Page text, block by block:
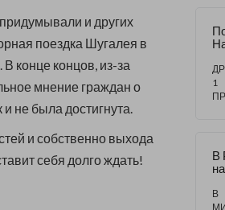
и других
поездка Шугалея в
конце концов, из-за
мнение граждан о
не была достигнута.
и собственно выхода
себя долго ждать!
1
В
В